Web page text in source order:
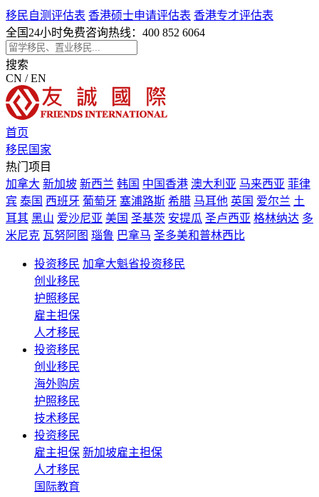
移民自测评估表 香港硕士申请评估表 香港专才评估表
全国24小时免费咨询热线： 400 852 6064
搜索
CN / EN
首页
移民国家
热门项目
加拿大 新加坡 新西兰 韩国 中国香港 澳大利亚 马来西亚 菲律
宾 泰国 西班牙 葡萄牙 塞浦路斯 希腊 马耳他 英国 爱尔兰 土
耳其 黑山 爱沙尼亚 美国 圣基茨 安提瓜 圣卢西亚 格林纳达 多
米尼克 瓦努阿图 瑙鲁 巴拿马 圣多美和普林西比
投资移民 加拿大魁省投资移民
创业移民
护照移民
雇主担保
人才移民
投资移民
创业移民
海外购房
护照移民
技术移民
投资移民
雇主担保 新加坡雇主担保
人才移民
国际教育